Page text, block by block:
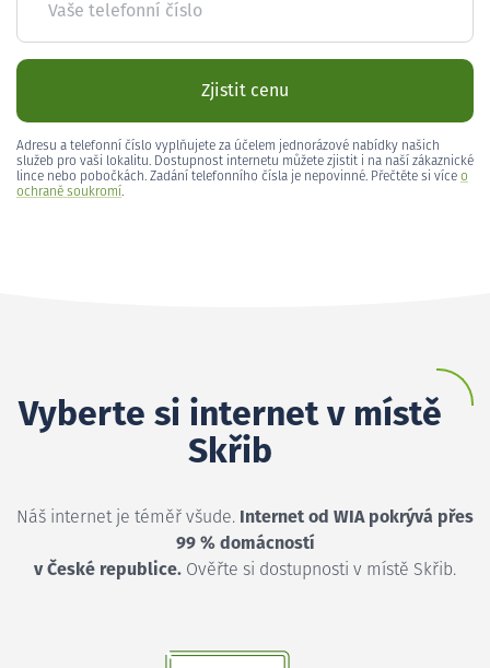
Vaše telefonní číslo
Zjistit cenu
Adresu a telefonní číslo vyplňujete za účelem jednorázové nabídky našich
služeb pro vaši lokalitu. Dostupnost internetu můžete zjistit i na naší zákaznické
lince nebo pobočkách. Zadání telefonního čísla je nepovinné. Přečtěte si více o
ochraně soukromí.
Vyberte si internet v místě
Skřib
Náš internet je téměř všude. Internet od WIA pokrývá přes
99 % domácností
v České republice. Ověřte si dostupnosti v místě Skřib.